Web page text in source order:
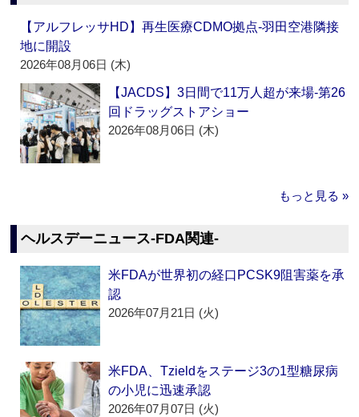
【アルフレッサHD】再生医療CDMO拠点‐羽田空港隣接
地に開設
2026年08月06日 (木)
【JACDS】3日間で11万人超が来場‐第26
回ドラッグストアショー
2026年08月06日 (木)
もっと見る »
ヘルスデーニュース‐FDA関連‐
米FDAが世界初の経口PCSK9阻害薬を承
認
2026年07月21日 (火)
米FDA、Tzieldをステージ3の1型糖尿病
の小児に迅速承認
2026年07月07日 (火)